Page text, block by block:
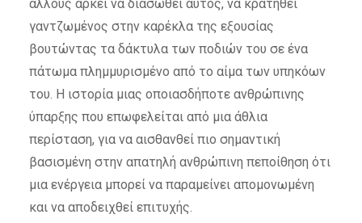
άλλους αρκεί να διασωθεί αυτός, να κρατηθεί
γαντζωμένος στην καρέκλα της εξουσίας
βουτώντας τα δάκτυλα των ποδιών του σε ένα
πάτωμα πλημμυρισμένο από το αίμα των υπηκόων
του. Η ιστορία μιας οποιασδήποτε ανθρώπινης
ύπαρξης που επωφελείται από μια άθλια
περίσταση, για να αισθανθεί πιο σημαντική
βασισμένη στην απατηλή ανθρώπινη πεποίθηση ότι
μια ενέργεια μπορεί να παραμείνει απομονωμένη
και να αποδειχθεί επιτυχής.